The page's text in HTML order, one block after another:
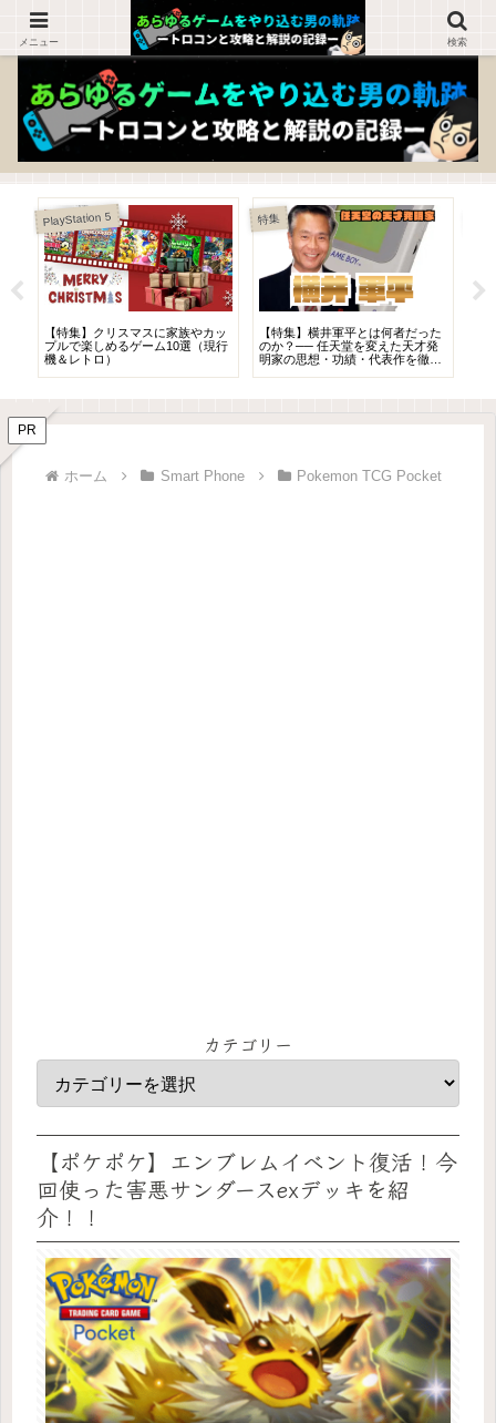
ゲームを知らない人でも楽しめるブログ！
PlayStation 5
【特集】クリスマスに家族やカッ
プルで楽しめるゲーム10選（現行
機＆レトロ）
特集
【特集】横井軍平とは何者だった
のか？── 任天堂を変えた天才発
明家の思想・功績・代表作を徹底
PR
ホーム Smart Phone Pokemon TCG Pocket
カテゴリー
【ポケポケ】エンブレムイベント復活！今
回使った害悪サンダースexデッキを紹
介！！
メニュー 検索